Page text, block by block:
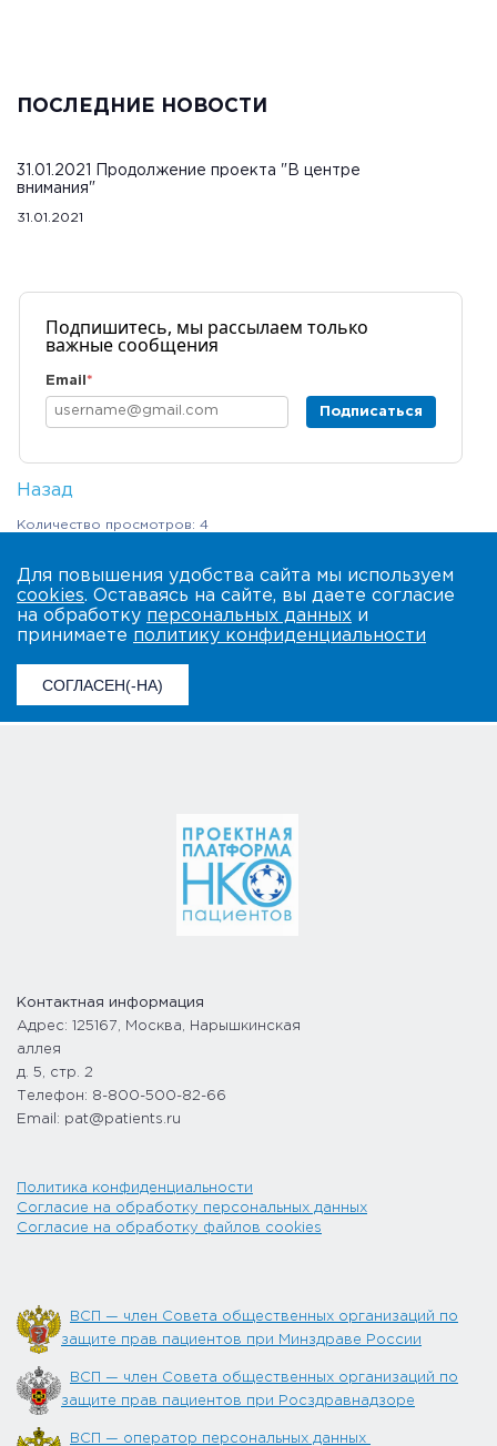
ПОСЛЕДНИЕ НОВОСТИ
31.01.2021 Продолжение проекта "В центре
внимания"
31.01.2021
Подпишитесь, мы рассылаем только
важные сообщения
Email *
Подписаться
Назад
Количество просмотров: 4
Для повышения удобства сайта мы используем
cookies. Оставаясь на сайте, вы даете согласие
на обработку персональных данных и
принимаете политику конфиденциальности
СОГЛАСЕН(-НА)
Контактная информация
Адрес: 125167, Москва, Нарышкинская
аллея
д. 5, стр. 2
Телефон: 8-800-500-82-66
Email: pat@patients.ru
Политика конфиденциальности
Согласие на обработку персональных данных
Согласие на обработку файлов cookies
ВСП — член Совета общественных организаций по
защите прав пациентов при Минздраве России
ВСП — член Совета общественных организаций по
защите прав пациентов при Росздравнадзоре
ВСП — оператор персональных данных